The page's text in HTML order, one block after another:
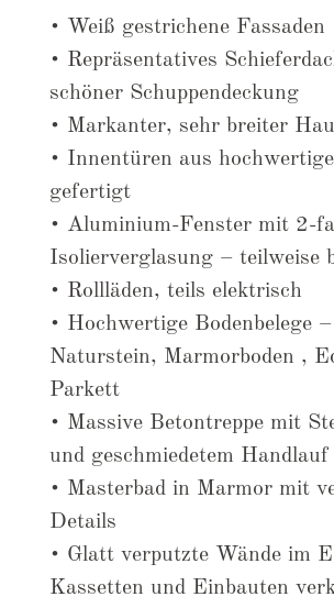
• Weiß gestrichene Fassaden
• Repräsentatives
schöner Schuppendeckung
• Markanter, sehr breiter
• Innentüren aus
gefertigt
• Aluminium-Fenster mit 2-
Isolierverglasung – teilweise
• Rollläden, teils elektrisch
• Hochwertige Bodenbelege –
Naturstein, Marmorboden ,
Parkett
• Massive Betontreppe mit
und geschmiedetem Handlauf
• Masterbad in Marmor mit
Details
• Glatt verputzte Wände im
Kassetten und Einbauten